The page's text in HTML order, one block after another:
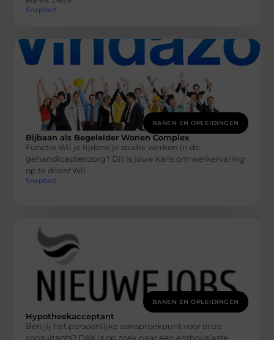
Snapfact
BANEN EN OPLEIDINGEN
Bijbaan als Begeleider Wonen Complex
Functie Wil je tijdens je studie werken in de
gehandicaptenzorg? Dit is jouw kans om werkervaring
op te doen! Wil
Snapfact
BANEN EN OPLEIDINGEN
Hypotheekacceptant
Ben jij het persoonlijke aanspreekpunt voor onze
consultants? DAK is op zoek naar een enthousiaste